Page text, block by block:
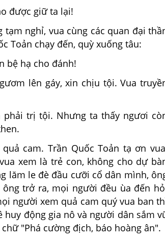
được giữ ta lại!
nghỉ, vua cùng các quan đại
Toản chạy đến, quỳ xuống tâu:
bệ hạ cho đánh!
lên gáy, xin chịu tội. Vua
trị tội. Nhưng ta thấy ngươi
cam. Trần Quốc Toản tạ ơn
xem là trẻ con, không cho dự
lăm le đè đầu cưỡi cổ dân mình,
trở ra, mọi người đều ùa đến
người xem quả cam quý vua ban
động gia nô và người dân sắm
"Phá cường địch, báo hoàng ân".